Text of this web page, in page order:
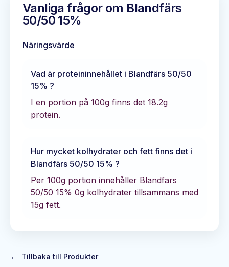
Vanliga frågor om Blandfärs
50/50 15%
Näringsvärde
Vad är proteininnehållet i Blandfärs 50/50
15% ?
I en portion på 100g finns det 18.2g
protein.
Hur mycket kolhydrater och fett finns det i
Blandfärs 50/50 15% ?
Per 100g portion innehåller Blandfärs
50/50 15% 0g kolhydrater tillsammans med
15g fett.
← Tillbaka till Produkter